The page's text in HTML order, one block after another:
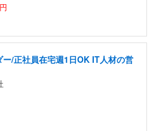
/正社員在宅週1日OK IT人材の営